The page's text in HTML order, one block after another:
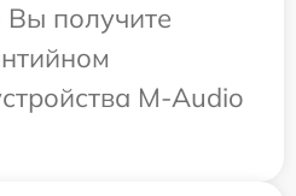
Вы получите
M-Audio